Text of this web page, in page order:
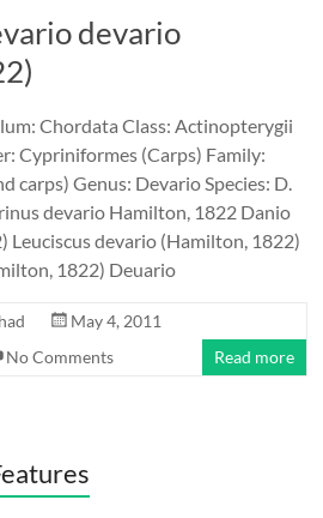
devario
Chordata Class: Actinopterygii
Cypriniformes (Carps) Family:
carps) Genus: Devario Species: D.
devario Hamilton, 1822 Danio
Leuciscus devario (Hamilton, 1822)
1822) Deuario
May 4, 2011
No Comments Read more